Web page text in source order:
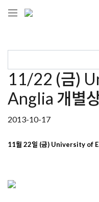
11/22 (금)
Anglia 개별
2013-10-17
11월 22일 (금) University of